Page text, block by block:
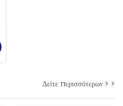
Δείτε περισσότερων > >